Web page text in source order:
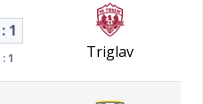
1
1 Triglav